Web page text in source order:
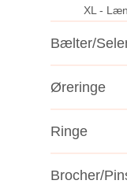
XL -
Bælter/
Øreringe
Ringe
Brocher/